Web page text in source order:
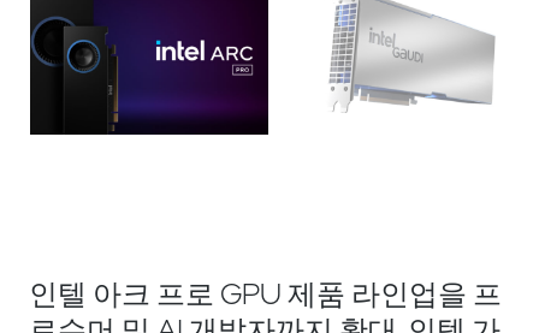
인텔 아크 프로 GPU 제품 라인업을 프